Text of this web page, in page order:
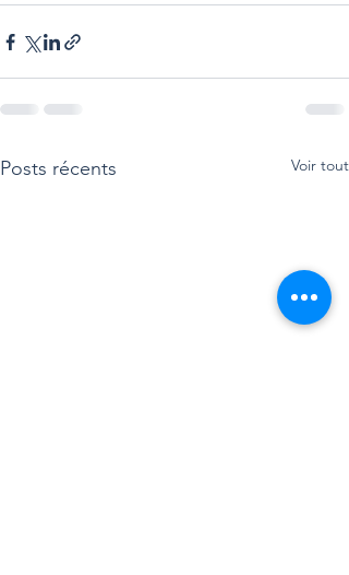
Posts récents Voir tout